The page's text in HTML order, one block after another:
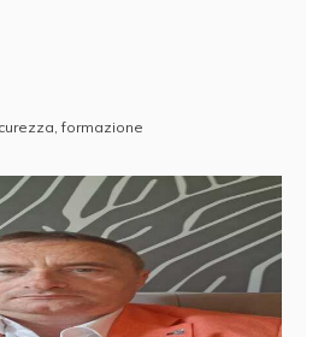
,formazione